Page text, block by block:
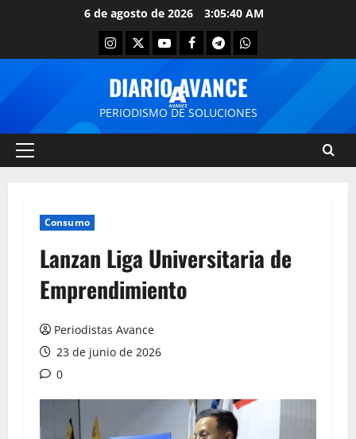
6 de agosto de 2026 3:05:41 AM
DIARIO AVANCE
PERIODISMO DE SOLUCIONES
Consumo
Lanzan Liga Universitaria de
Emprendimiento
Periodistas Avance
23 de junio de 2026
0